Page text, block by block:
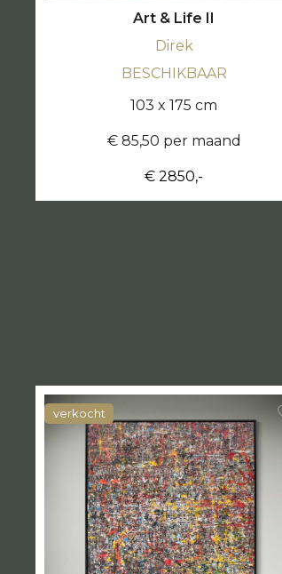
Art & Life II
Direk
BESCHIKBAAR
103 x 175 cm
€ 85,50 per maand
€ 2850,-
verkocht